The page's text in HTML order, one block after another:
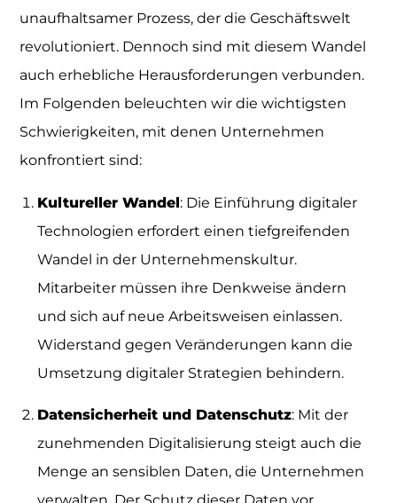
unaufhaltsamer Prozess, der die Geschäftswelt
revolutioniert. Dennoch sind mit diesem Wandel
auch erhebliche Herausforderungen verbunden.
Im Folgenden beleuchten wir die wichtigsten
Schwierigkeiten, mit denen Unternehmen
konfrontiert sind:
Kultureller Wandel: Die Einführung digitaler
Technologien erfordert einen tiefgreifenden
Wandel in der Unternehmenskultur.
Mitarbeiter müssen ihre Denkweise ändern
und sich auf neue Arbeitsweisen einlassen.
Widerstand gegen Veränderungen kann die
Umsetzung digitaler Strategien behindern.
Datensicherheit und Datenschutz: Mit der
zunehmenden Digitalisierung steigt auch die
Menge an sensiblen Daten, die Unternehmen